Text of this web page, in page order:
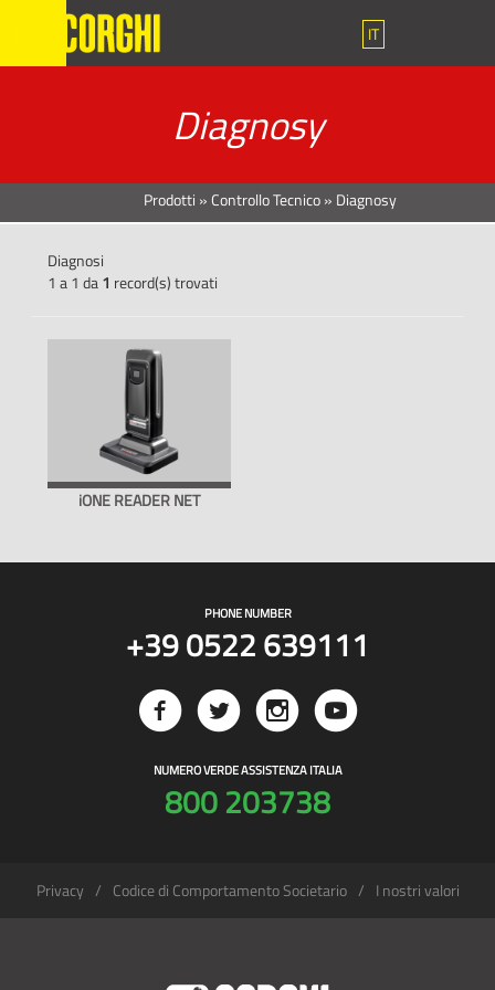
IT
Diagnosy
Prodotti »Controllo Tecnico» Diagnosy
Diagnosi
1 a 1 da1 record(s) trovati
iONE READER NET
PHONE NUMBER
+39 0522 639111
NUMERO VERDE ASSISTENZA ITALIA
800 203738
Privacy Codice di Comportamento Societario I nostri valori